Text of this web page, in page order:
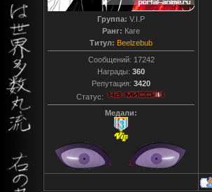
Группа: V.I.P
Ранг: Каге
Титул: Beelzebub
Сообщений: 17242
Награды: 360
Репутация: 3420
Статус:
Медали: